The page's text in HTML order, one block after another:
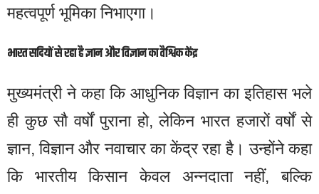
महत्वपूर्ण भूमिका निभाएगा।
भारत सदियों से रहा है ज्ञान और विज्ञान का वैश्विक केंद्र
मुख्यमंत्री ने कहा कि आधुनिक विज्ञान का इतिहास भले
ही कुछ सौ वर्षों पुराना हो, लेकिन भारत हजारों वर्षों से
ज्ञान, विज्ञान और नवाचार का केंद्र रहा है। उन्होंने कहा
कि भारतीय किसान केवल अन्नदाता नहीं, बल्कि